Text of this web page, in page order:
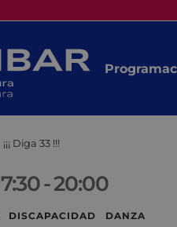
¡¡¡ Diga 33 !!!
-20:00
DISCAPACIDAD DANZA